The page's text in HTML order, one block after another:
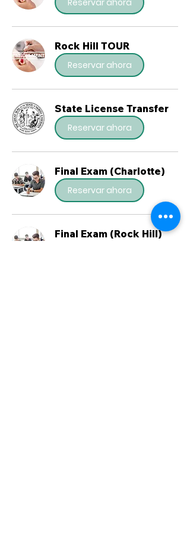
Rock Hill TOUR
Reservar ahora
State License Transfer
Reservar ahora
Final Exam (Charlotte)
Reservar ahora
Final Exam (Rock Hill)